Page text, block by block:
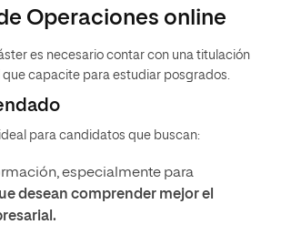
Operaciones online
es necesario contar con una titulación
capacite para estudiar posgrados.
para candidatos que buscan:
especialmente para
desean comprender mejor el